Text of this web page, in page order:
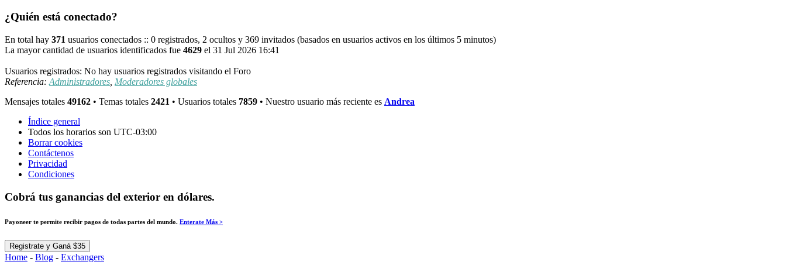
¿Quién está conectado?
En total hay 371 usuarios conectados :: 0 registrados, 2 ocultos y 369 invitados (basados en usuarios activos en los últimos 5 minutos)
La mayor cantidad de usuarios identificados fue 4629 el 31 Jul 2026 16:41
Usuarios registrados: No hay usuarios registrados visitando el Foro
Referencia: Administradores Moderadores globales
Mensajes totales 49162 • Temas totales 2421 • Usuarios totales 7859 • Nuestro usuario más reciente es Andrea
Índice general
Todos los horarios son UTC-03:00
Borrar cookies
Contáctenos
Privacidad
Condiciones
Cobrá tus ganancias del exterior en dólares.
Payoneer te permite recibir pagos de todas partes del mundo. Enterate Más >
Registrate y Ganá $35
Home - Blog - Exchangers